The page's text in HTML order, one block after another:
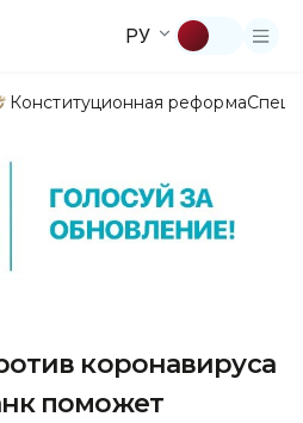
РУ
Конституционная реформа
коронавируса
поможет